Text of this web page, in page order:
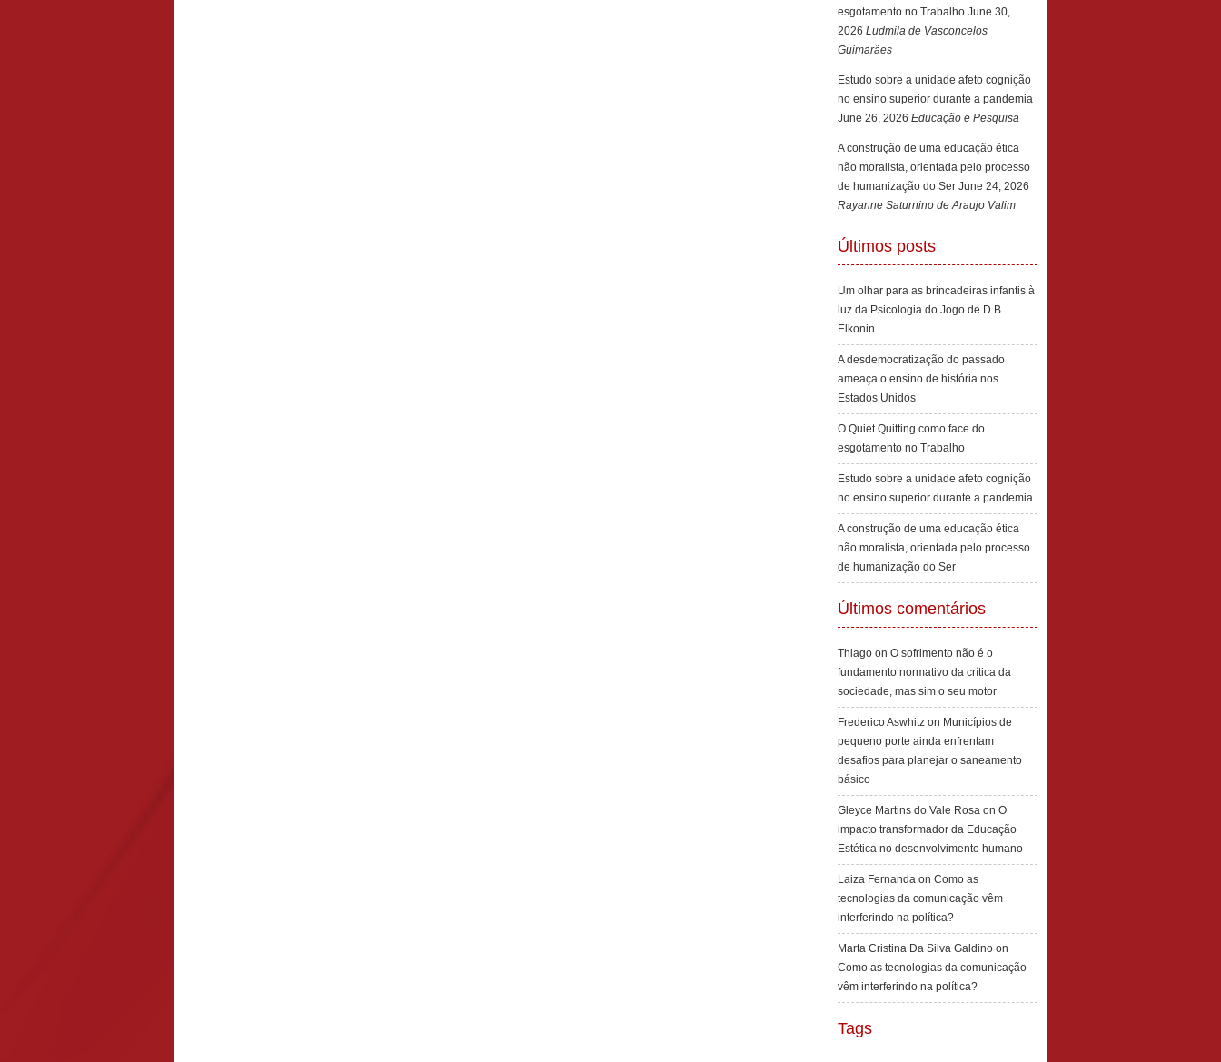
esgotamento no Trabalho June 30,
2026 Ludmila de Vasconcelos
Guimarães
Estudo sobre a unidade afeto cognição
no ensino superior durante a pandemia
June 26, 2026 Educação e Pesquisa
A construção de uma educação ética
não moralista, orientada pelo processo
de humanização do Ser June 24, 2026
Rayanne Saturnino de Araujo Valim
Últimos posts
Um olhar para as brincadeiras infantis à
luz da Psicologia do Jogo de D.B.
Elkonin
A desdemocratização do passado
ameaça o ensino de história nos
Estados Unidos
O Quiet Quitting como face do
esgotamento no Trabalho
Estudo sobre a unidade afeto cognição
no ensino superior durante a pandemia
A construção de uma educação ética
não moralista, orientada pelo processo
de humanização do Ser
Últimos comentários
Thiago on O sofrimento não é o
fundamento normativo da crítica da
sociedade, mas sim o seu motor
Frederico Aswhitz on Municípios de
pequeno porte ainda enfrentam
desafios para planejar o saneamento
básico
Gleyce Martins do Vale Rosa on O
impacto transformador da Educação
Estética no desenvolvimento humano
Laiza Fernanda on Como as
tecnologias da comunicação vêm
interferindo na política?
Marta Cristina Da Silva Galdino on
Como as tecnologias da comunicação
vêm interferindo na política?
Tags